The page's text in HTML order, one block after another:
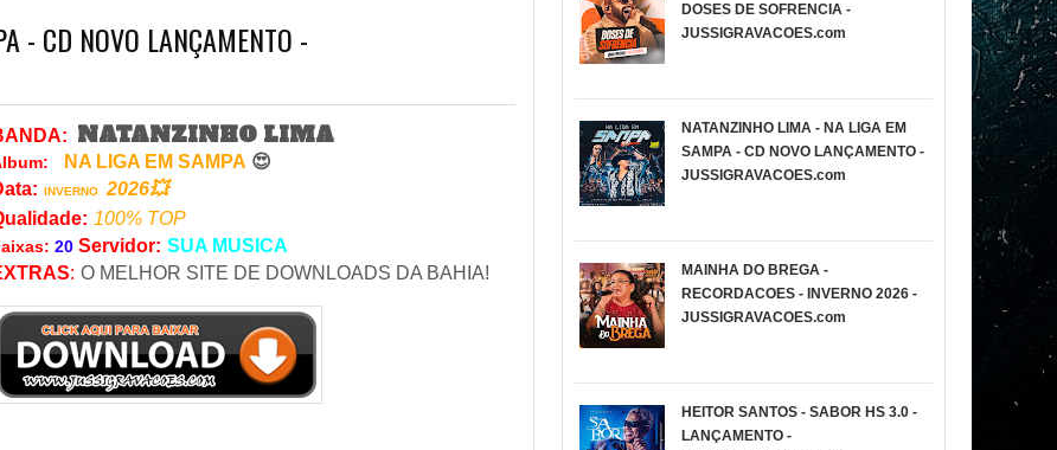
- CD NOVO LANÇAMENTO -
NATANZINHO LIMA
NA LIGA EM SAMPA 😍
: INVERNO
2026💥
100% TOP
20 Servidor: SUA MUSICA
: O MELHOR SITE DE DOWNLOADS DA BAHIA!
DOSES DE SOFRENCIA -
JUSSIGRAVACOES.com
NATANZINHO LIMA - NA LIGA EM
SAMPA - CD NOVO LANÇAMENTO -
JUSSIGRAVACOES.com
MAINHA DO BREGA -
RECORDACOES - INVERNO 2026 -
JUSSIGRAVACOES.com
HEITOR SANTOS - SABOR HS 3.0 -
LANÇAMENTO -